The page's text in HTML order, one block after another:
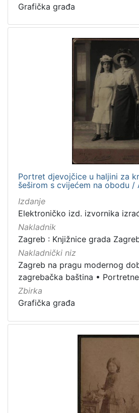
Grafička građa
Portret djevojčice u haljini za
šeširom s cvijećem na obodu /
Izdanje
Elektroničko izd. izvornika
Nakladnik
Zagreb : Knjižnice grada
Nakladnički niz
Zagreb na pragu modernog
zagrebačka baština •
Zbirka
Grafička građa